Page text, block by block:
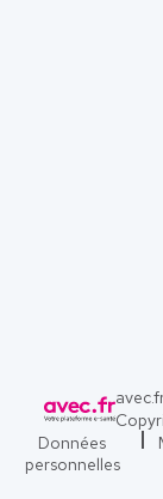
Données
personnelles